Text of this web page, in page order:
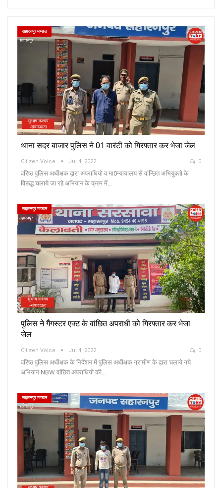
सहारनपुर मण्डल
थाना सदर बाजार पुलिस ने 01 वारंटी को गिरफ्तार कर भेजा जेल
Citizen Voice Jul 4, 2022 0
वरिष्ठ पुलिस अधीक्षक द्वारा अपराधियो व मा0न्यायालय से वांन्छित अभियुक्तो के
विरूद्ध चलाये जा रहे अभियान के क्रम में…
सहारनपुर मण्डल
पुलिस ने गैंगस्टर एक्ट के वांछित अपराधी को गिरफ्तार कर भेजा
जेल
Citizen Voice Jul 4, 2022 0
वरिष्ठ पुलिस अधीक्षक के निर्देशन में पुलिस अधीक्षक ग्रामीण के द्वारा चलाये गये
अभियान NBW वांछित अपराधियो की…
सहारनपुर मण्डल